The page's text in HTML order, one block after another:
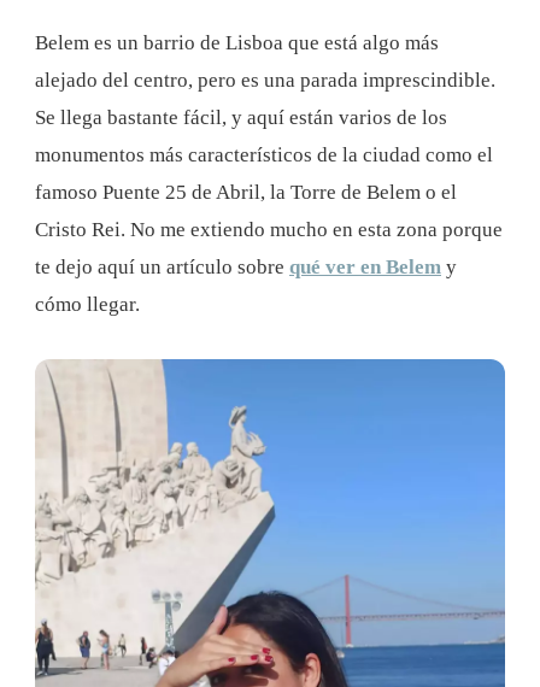
Belem es un barrio de Lisboa que está algo más
alejado del centro, pero es una parada imprescindible.
Se llega bastante fácil, y aquí están varios de los
monumentos más característicos de la ciudad como el
famoso Puente 25 de Abril, la Torre de Belem o el
Cristo Rei. No me extiendo mucho en esta zona porque
te dejo aquí un artículo sobre qué ver en Belem y
cómo llegar.